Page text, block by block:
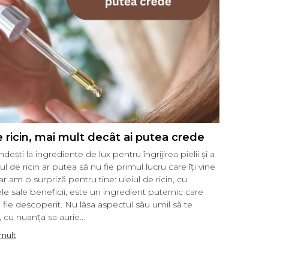
ricin, mai mult decât ai putea crede
la ingrediente de lux pentru îngrijirea pielii și a
de ricin ar putea să nu fie primul lucru care îți vine
am o surpriză pentru tine: uleiul de ricin, cu
sale beneficii, este un ingredient puternic care
fie descoperit. Nu lăsa aspectul său umil să te
cu nuanța sa aurie...